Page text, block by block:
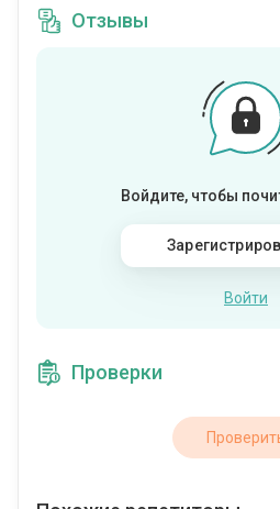
Отзывы
Войдите, чтобы
Войти
Проверки